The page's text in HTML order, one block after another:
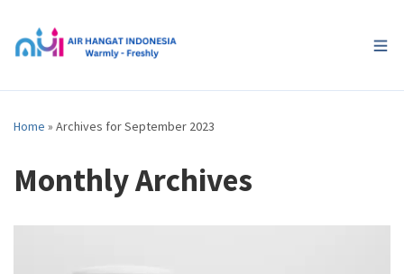
Home » Archives for September 2023
Monthly Archives